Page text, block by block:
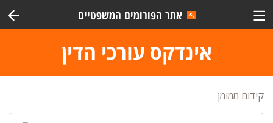
אתר הפורומים המשפטיים
אינדקס עורכי הדין
קידום ממומן